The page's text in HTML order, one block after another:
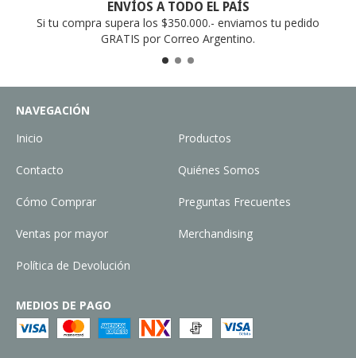
ENVÍOS A TODO EL PAÍS
Si tu compra supera los $350.000.- enviamos tu pedido
GRATIS por Correo Argentino.
NAVEGACIÓN
Inicio
Productos
Contacto Quiénes Somos
Cómo Comprar Preguntas Frecuentes
Ventas por mayor Merchandising
Política de Devolución
MEDIOS DE PAGO